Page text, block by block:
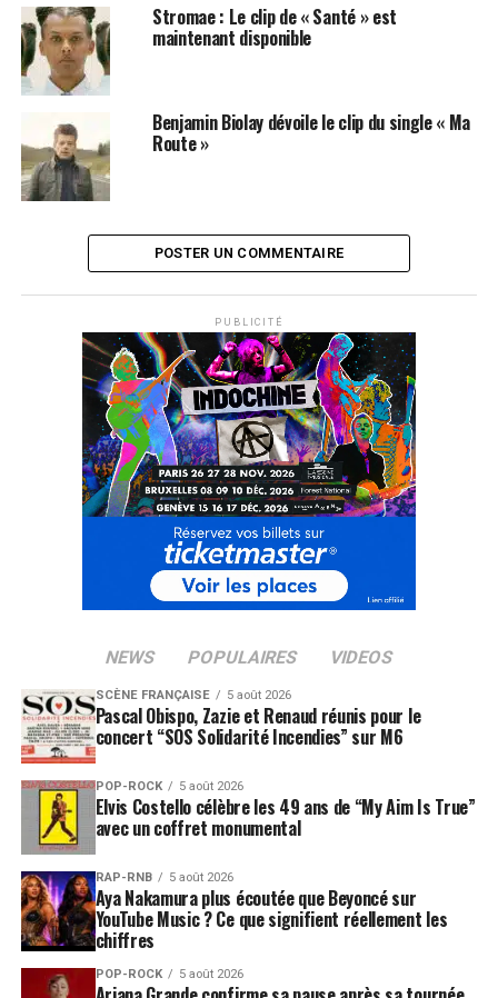
Stromae : Le clip de « Santé » est
maintenant disponible
Benjamin Biolay dévoile le clip du single « Ma
Route »
POSTER UN COMMENTAIRE
PUBLICITÉ
NEWS POPULAIRES VIDEOS
SCÈNE FRANÇAISE 5 août 2026
Pascal Obispo, Zazie et Renaud réunis pour le
concert “SOS Solidarité Incendies” sur M6
POP-ROCK 5 août 2026
Elvis Costello célèbre les 49 ans de “My Aim Is True”
avec un coffret monumental
RAP-RNB 5 août 2026
Aya Nakamura plus écoutée que Beyoncé sur
YouTube Music ? Ce que signifient réellement les
chiffres
POP-ROCK 5 août 2026